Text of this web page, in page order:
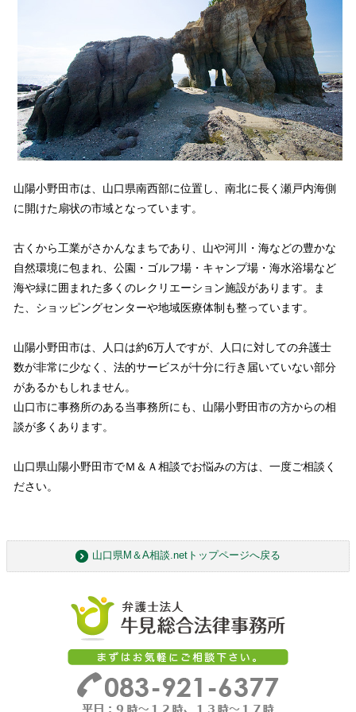
山陽小野田市は、山口県南西部に位置し、南北に長く瀬戸内海側
に開けた扇状の市域となっています。
古くから工業がさかんなまちであり、山や河川・海などの豊かな
自然環境に包まれ、公園・ゴルフ場・キャンプ場・海水浴場など
海や緑に囲まれた多くのレクリエーション施設があります。ま
た、ショッピングセンターや地域医療体制も整っています。
山陽小野田市は、人口は約6万人ですが、人口に対しての弁護士
数が非常に少なく、法的サービスが十分に行き届いていない部分
があるかもしれません。
山口市に事務所のある当事務所にも、山陽小野田市の方からの相
談が多くあります。
山口県山陽小野田市でＭ＆Ａ相談でお悩みの方は、一度ご相談く
ださい。
山口県M＆A相談.netトップページへ戻る